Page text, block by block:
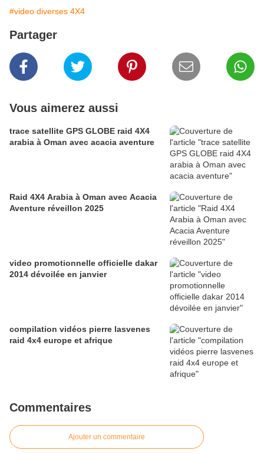
#video diverses 4X4
Partager
Vous aimerez aussi
trace satellite GPS GLOBE raid 4X4
arabia à Oman avec acacia aventure
Raid 4X4 Arabia à Oman avec Acacia
Aventure réveillon 2025
video promotionnelle officielle dakar
2014 dévoilée en janvier
compilation vidéos pierre lasvenes
raid 4x4 europe et afrique
Commentaires
Ajouter un commentaire